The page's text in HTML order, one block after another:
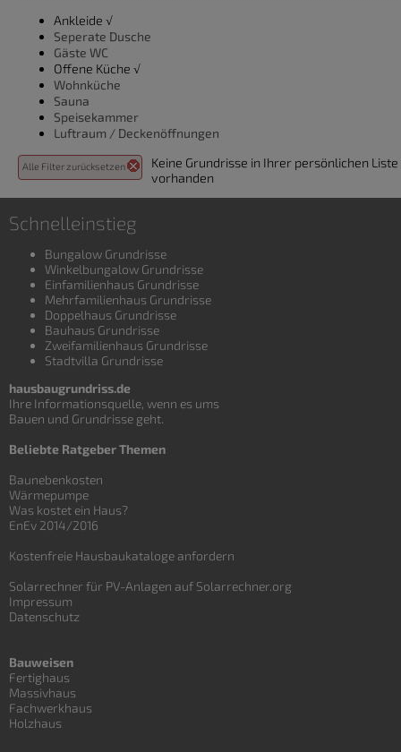
Ankleide √
Seperate Dusche
Gäste WC
Offene Küche √
Wohnküche
Sauna
Speisekammer
Luftraum / Deckenöffnungen
Alle Filter zurücksetzen
Keine Grundrisse in Ihrer persönlichen Liste
vorhanden
Schnelleinstieg
Bungalow Grundrisse
Winkelbungalow Grundrisse
Einfamilienhaus Grundrisse
Mehrfamilienhaus Grundrisse
Doppelhaus Grundrisse
Bauhaus Grundrisse
Zweifamilienhaus Grundrisse
Stadtvilla Grundrisse
hausbaugrundriss.de
Ihre Informationsquelle, wenn es ums
Bauen und Grundrisse geht.
Beliebte Ratgeber Themen
Baunebenkosten
Wärmepumpe
Was kostet ein Haus?
EnEv 2014/2016
Kostenfreie Hausbaukataloge anfordern
Solarrechner für PV-Anlagen auf Solarrechner.org
Impressum
Datenschutz
Bauweisen
Fertighaus
Massivhaus
Fachwerkhaus
Holzhaus